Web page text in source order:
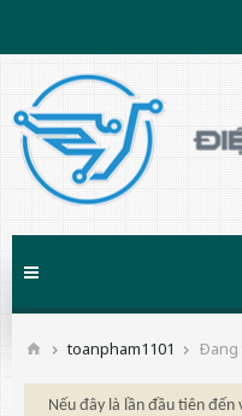
toanpham1101 Ðang
Nếu đây là lần đầu tiên